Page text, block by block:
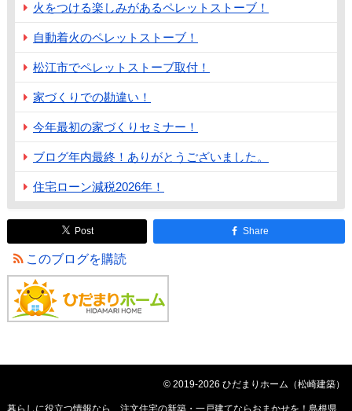
火をつける楽しみがあるペレットストーブ！
自動着火のペレットストーブ！
松江市でペレットストーブ取付！
家づくりでの勘違い！
今年最初の家づくりセミナー！
ブログ年内最終！ありがとうございました。
住宅ローン減税2026年！
Post Share
このブログを購読
© 2019-2026 ひだまりホーム（松崎建築）
暮らしに役立つ情報なら、 注文住宅の新築・一戸建てならおまかせを！島根県